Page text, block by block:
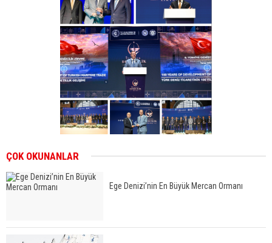
ÇOK OKUNANLAR
Ege Denizi’nin En Büyük Mercan Ormanı